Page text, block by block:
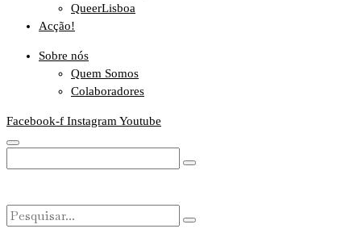
QueerLisboa
Acção!
Sobre nós
Quem Somos
Colaboradores
Facebook-f Instagram Youtube